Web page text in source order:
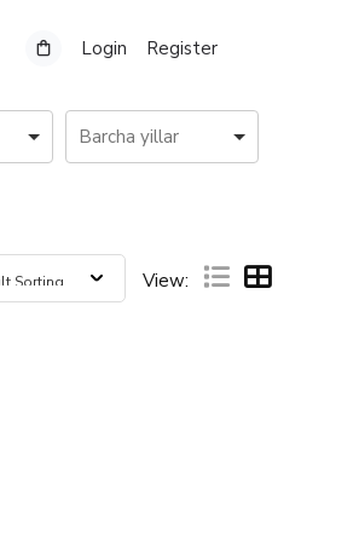
Login Register
View: